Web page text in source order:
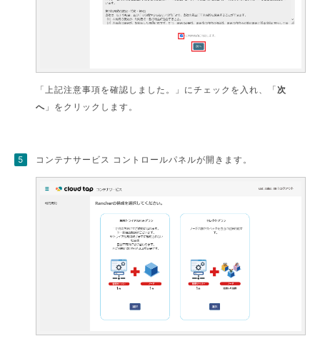
「上記注意事項を確認しました。」にチェックを入れ、「次
へ 」をクリックします。
コンテナサービス コントロールパネルが開きます。